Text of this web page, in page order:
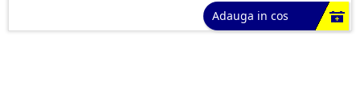
Adauga in cos